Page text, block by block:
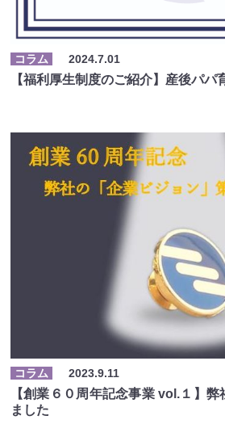
コラム 2024.7.01
【福利厚生制度のご紹介】産後パパ
コラム 2023.9.11
【創業６０周年記念事業 vol.１】
ました